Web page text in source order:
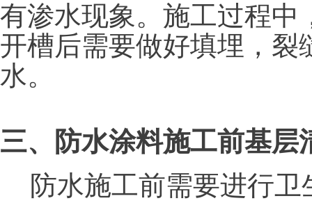
有渗水现象。施工过程
开槽后需要做好填埋，
水。
三、防水涂料施工前基
防水施工前需要进行